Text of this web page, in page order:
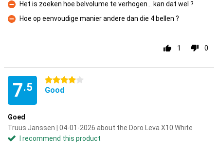
Con
Het is zoeken hoe belvolume te verhogen... kan dat wel ?
Con
Hoe op eenvoudige manier andere dan die 4 bellen ?
1 0
7.5
4 stars
Good
Goed
Truus Janssen | 04-01-2026 about the Doro Leva X10 White
I recommend this product